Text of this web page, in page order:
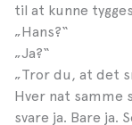
til at kunne
„Hans?“
„Ja?“
„Tror du, at det
Hver nat samme
svare ja. Bare ja.